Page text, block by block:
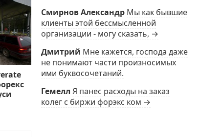
Смирнов Александр Мы как бывшие
клиенты этой бессмысленной
организации - могу сказать, →
Дмитрий Мне кажется, господа даже
не понимают части произносимых
ими буквосочетаний.
Гемелл Я панес расходы на заказ
колег с биржи форэкс ком →